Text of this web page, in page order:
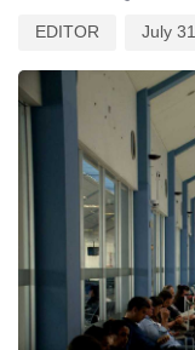
EDITOR July